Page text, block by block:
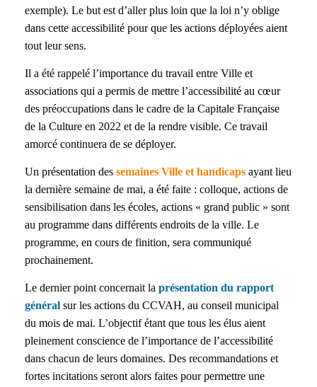
exemple). Le but est d’aller plus loin que la loi n’y oblige
dans cette accessibilité pour que les actions déployées aient
tout leur sens.
Il a été rappelé l’importance du travail entre Ville et
associations qui a permis de mettre l’accessibilité au cœur
des préoccupations dans le cadre de la Capitale Française
de la Culture en 2022 et de la rendre visible. Ce travail
amorcé continuera de se déployer.
Un présentation des semaines Ville et handicaps ayant lieu
la dernière semaine de mai, a été faite : colloque, actions de
sensibilisation dans les écoles, actions « grand public » sont
au programme dans différents endroits de la ville. Le
programme, en cours de finition, sera communiqué
prochainement.
Le dernier point concernait la présentation du rapport
général sur les actions du CCVAH, au conseil municipal
du mois de mai. L’objectif étant que tous les élus aient
pleinement conscience de l’importance de l’accessibilité
dans chacun de leurs domaines. Des recommandations et
fortes incitations seront alors faites pour permettre une